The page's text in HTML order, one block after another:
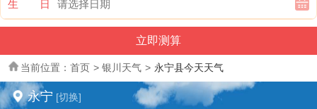
生 日
当前位置： 首页 > 银川天气 > 永宁县今天天气
永宁 [切换]